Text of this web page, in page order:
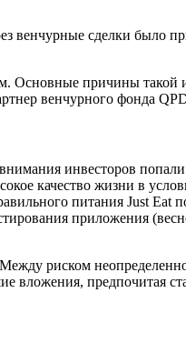
венчурные сделки было
Основные причины
венчурного фонда
инвесторов
качество жизни в
питания Just Eat
приложения
риском
предпочитая